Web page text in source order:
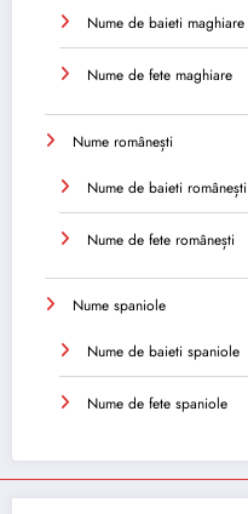
Nume de baieti maghiare
Nume de fete maghiare
Nume românești
Nume de baieti românești
Nume de fete românești
Nume spaniole
Nume de baieti spaniole
Nume de fete spaniole